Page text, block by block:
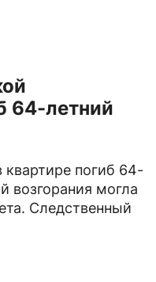
64-летний
погиб 64-
возгорания могла
Следственный